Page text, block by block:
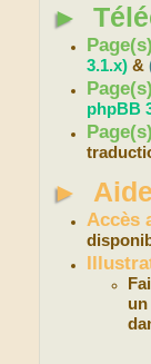
►
3.1.x) &
phpBB
►
Accès